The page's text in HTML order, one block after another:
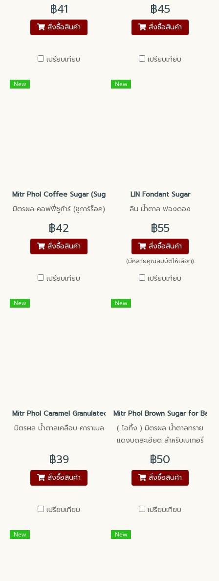
฿41
สั่งซื้อสินค้า
เปรียบเทียบ
฿45
สั่งซื้อสินค้า
เปรียบเทียบ
New
Mitr Phol Coffee Sugar (Sugar Rock)
มิตรผล คอฟฟี่ชูก้าร์ (ชูการ์ร็อค)
฿42
สั่งซื้อสินค้า
เปรียบเทียบ
New
LIN Fondant Sugar
ลิน น้ำตาล ฟองดอง
฿55
สั่งซื้อสินค้า
(มีหลายคุณสมบัติให้เลือก)
เปรียบเทียบ
New
Mitr Phol Caramel Granulated Sugar
มิตรผล น้ำตาลเคลือบ คาราเมล
฿39
สั่งซื้อสินค้า
เปรียบเทียบ
New
Mitr Phol Brown Sugar for
( โอทึ้ง ) มิตรผล น้ำตาลทราย
แดงบดละเอียด สำหรับเบเกอรี่
฿50
สั่งซื้อสินค้า
เปรียบเทียบ
New New